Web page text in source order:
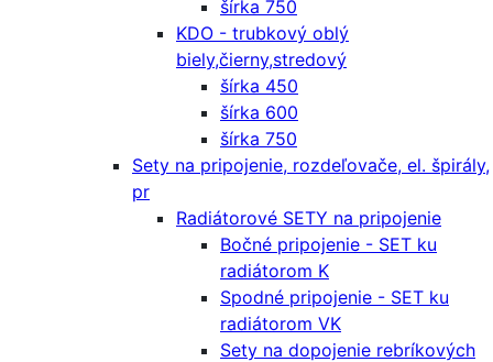
šírka 750
KDO - trubkový oblý
biely,čierny,stredový
šírka 450
šírka 600
šírka 750
Sety na pripojenie, rozdeľovače, el. špirály,
pr
Radiátorové SETY na pripojenie
Bočné pripojenie - SET ku
radiátorom K
Spodné pripojenie - SET ku
radiátorom VK
Sety na dopojenie rebríkových